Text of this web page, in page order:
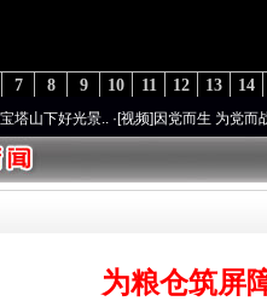
14
13
12
11
10
9
8
7
景..·[视频]因党而生 为党而战——百年“
为粮仓筑屏